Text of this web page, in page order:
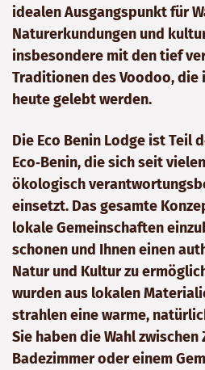
idealen Ausgangspunkt für
Naturerkundungen und
insbesondere mit den tief
Traditionen des Voodoo, die
heute gelebt werden.
Die Eco Benin Lodge ist Teil
Eco‑Benin, die sich seit
ökologisch
einsetzt. Das gesamte
lokale Gemeinschaften
schonen und Ihnen einen
Natur und Kultur zu
wurden aus lokalen
strahlen eine warme,
Sie haben die Wahl
Badezimmer oder einem